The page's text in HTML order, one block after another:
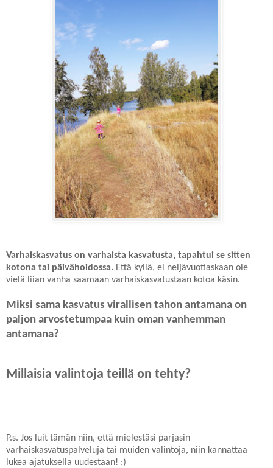
Varhaiskasvatus on varhaista kasvatusta, tapahtui se sitten
kotona tai päivähoidossa. Että kyllä, ei neljävuotiaskaan ole
vielä liian vanha saamaan varhaiskasvatustaan kotoa käsin.
Miksi sama kasvatus virallisen tahon antamana on
paljon arvostetumpaa kuin oman vanhemman
antamana?
Millaisia valintoja teillä on tehty?
P.s. Jos luit tämän niin, että mielestäsi parjasin
varhaiskasvatuspalveluja tai muiden valintoja, niin kannattaa
lukea ajatuksella uudestaan! :)